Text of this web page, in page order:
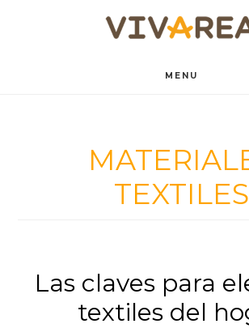
MENU
TEXTILES
Las claves para
textiles del